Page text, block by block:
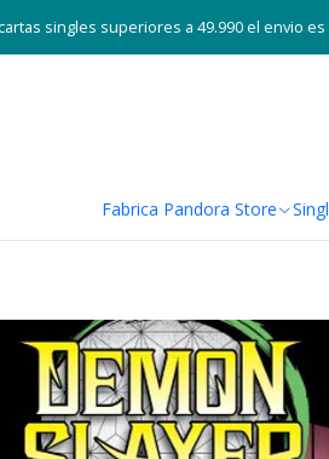
Fabrica Pandora Store
singles superiores a 49.990 el envio